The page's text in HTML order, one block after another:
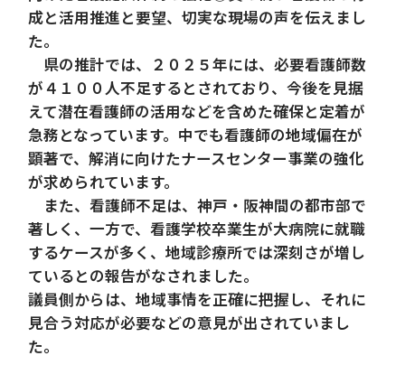
成と活用推進と要望、切実な現場の声を伝えまし
た。
県の推計では、２０２５年には、必要看護師数
が４１００人不足するとされており、今後を見据
えて潜在看護師の活用などを含めた確保と定着が
急務となっています。中でも看護師の地域偏在が
顕著で、解消に向けたナースセンター事業の強化
が求められています。
また、看護師不足は、神戸・阪神間の都市部で
著しく、一方で、看護学校卒業生が大病院に就職
するケースが多く、地域診療所では深刻さが増し
ているとの報告がなされました。
議員側からは、地域事情を正確に把握し、それに
見合う対応が必要などの意見が出されていまし
た。